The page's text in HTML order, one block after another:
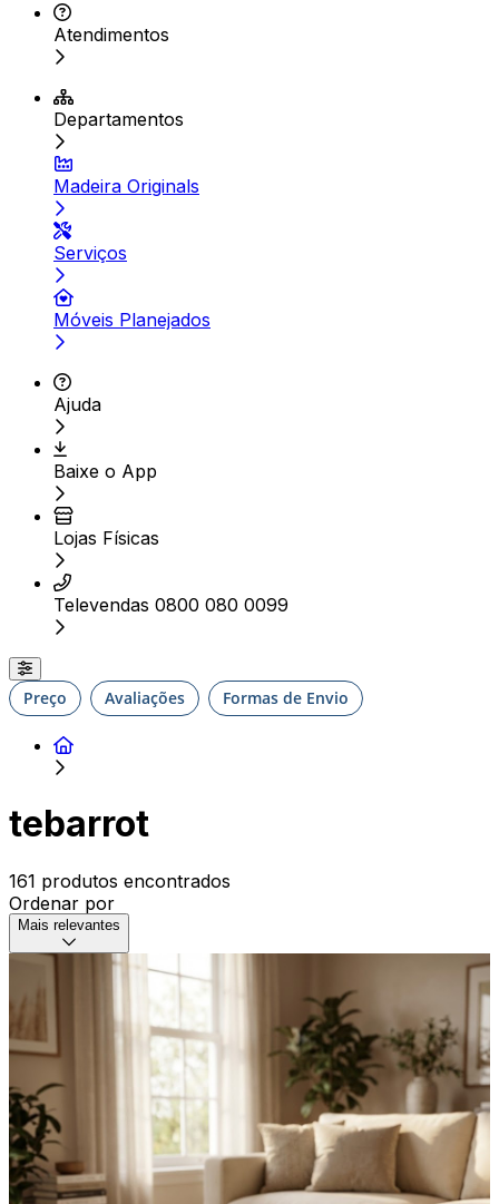
Atendimentos
Departamentos
Madeira Originals
Serviços
Móveis Planejados
Ajuda
Baixe o App
Lojas Físicas
Televendas 0800 080 0099
Preço Avaliações Formas de Envio
tebarrot
161 produtos encontrados
Ordenar por
Mais relevantes